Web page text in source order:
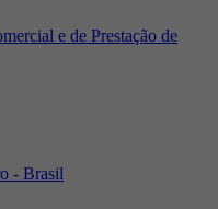
e de Prestação de
- Brasil